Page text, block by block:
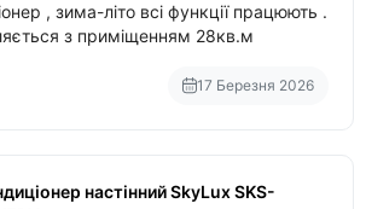
, зима-літо всі функції працюють .
справляється з приміщенням 28кв.м
17 Березня 2026
настінний SkyLux SKS-